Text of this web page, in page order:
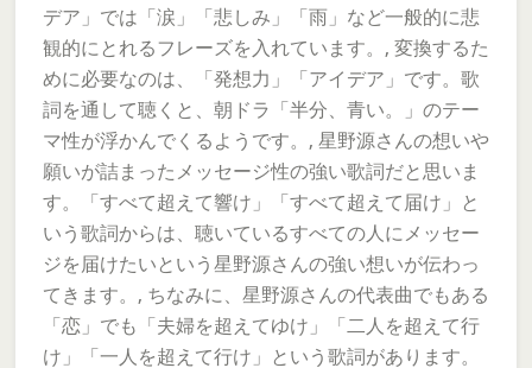
デア」では「涙」「悲しみ」「雨」など一般的に悲
観的にとれるフレーズを入れています。, 変換するた
めに必要なのは、「発想力」「アイデア」です。歌
詞を通して聴くと、朝ドラ「半分、青い。」のテー
マ性が浮かんでくるようです。, 星野源さんの想いや
願いが詰まったメッセージ性の強い歌詞だと思いま
す。「すべて超えて響け」「すべて超えて届け」と
いう歌詞からは、聴いているすべての人にメッセー
ジを届けたいという星野源さんの強い想いが伝わっ
てきます。, ちなみに、星野源さんの代表曲でもある
「恋」でも「夫婦を超えてゆけ」「二人を超えて行
け」「一人を超えて行け」という歌詞があります。